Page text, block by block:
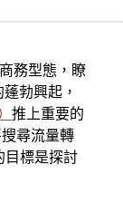
務型態，瞭
勃興起，
推上重要的
尋流量轉
目標是探討